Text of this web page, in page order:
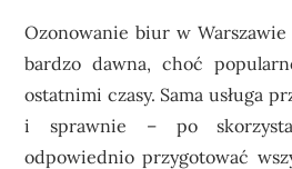
Ozonowanie biur w Warszawie
bardzo dawna, choć
ostatnimi czasy. Sama usługa
i sprawnie – po
odpowiednio przygotować